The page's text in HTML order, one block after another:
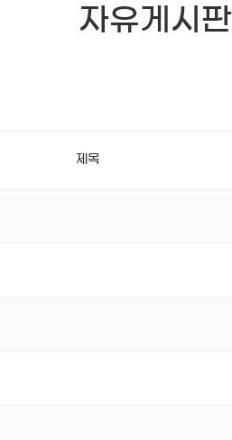
자유게시판
제목